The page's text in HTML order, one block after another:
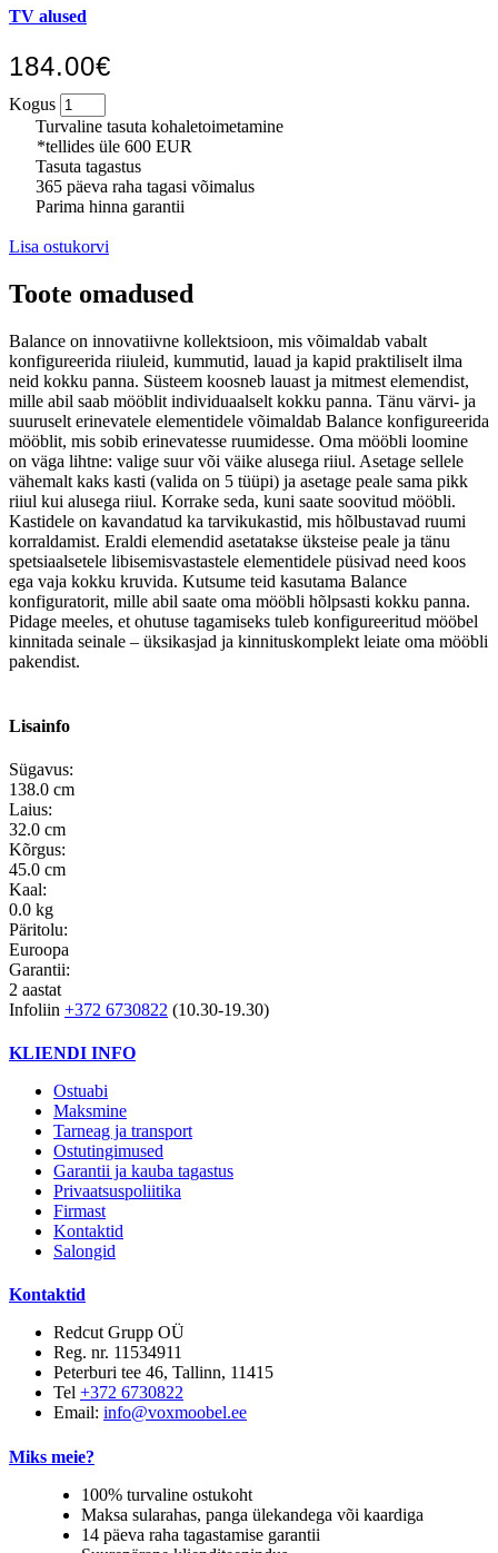
TV alused
184.00€
Kogus
Turvaline tasuta kohaletoimetamine
*tellides üle 600 EUR
Tasuta tagastus
365 päeva raha tagasi võimalus
Parima hinna garantii
Lisa ostukorvi
Toote omadused
Balance on innovatiivne kollektsioon, mis võimaldab vabalt
konfigureerida riiuleid, kummutid, lauad ja kapid praktiliselt ilma
neid kokku panna. Süsteem koosneb lauast ja mitmest elemendist,
mille abil saab mööblit individuaalselt kokku panna. Tänu värvi- ja
suuruselt erinevatele elementidele võimaldab Balance konfigureerida
mööblit, mis sobib erinevatesse ruumidesse. Oma mööbli loomine
on väga lihtne: valige suur või väike alusega riiul. Asetage sellele
vähemalt kaks kasti (valida on 5 tüüpi) ja asetage peale sama pikk
riiul kui alusega riiul. Korrake seda, kuni saate soovitud mööbli.
Kastidele on kavandatud ka tarvikukastid, mis hõlbustavad ruumi
korraldamist. Eraldi elemendid asetatakse üksteise peale ja tänu
spetsiaalsetele libisemisvastastele elementidele püsivad need koos
ega vaja kokku kruvida. Kutsume teid kasutama Balance
konfiguratorit, mille abil saate oma mööbli hõlpsasti kokku panna.
Pidage meeles, et ohutuse tagamiseks tuleb konfigureeritud mööbel
kinnitada seinale – üksikasjad ja kinnituskomplekt leiate oma mööbli
pakendist.
Lisainfo
Sügavus:
138.0 cm
Laius:
32.0 cm
Kõrgus:
45.0 cm
Kaal:
0.0 kg
Päritolu:
Euroopa
Garantii:
2 aastat
Infoliin +372 6730822 (10.30-19.30)
KLIENDI INFO
Ostuabi
Maksmine
Tarneag ja transport
Ostutingimused
Garantii ja kauba tagastus
Privaatsuspoliitika
Firmast
Kontaktid
Salongid
Kontaktid
Redcut Grupp OÜ
Reg. nr. 11534911
Peterburi tee 46, Tallinn, 11415
Tel +372 6730822
Email: info@voxmoobel.ee
Miks meie?
100% turvaline ostukoht
Maksa sularahas, panga ülekandega või kaardiga
14 päeva raha tagastamise garantii